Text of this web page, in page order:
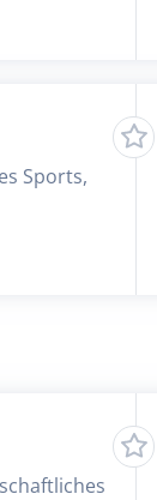
Sports,